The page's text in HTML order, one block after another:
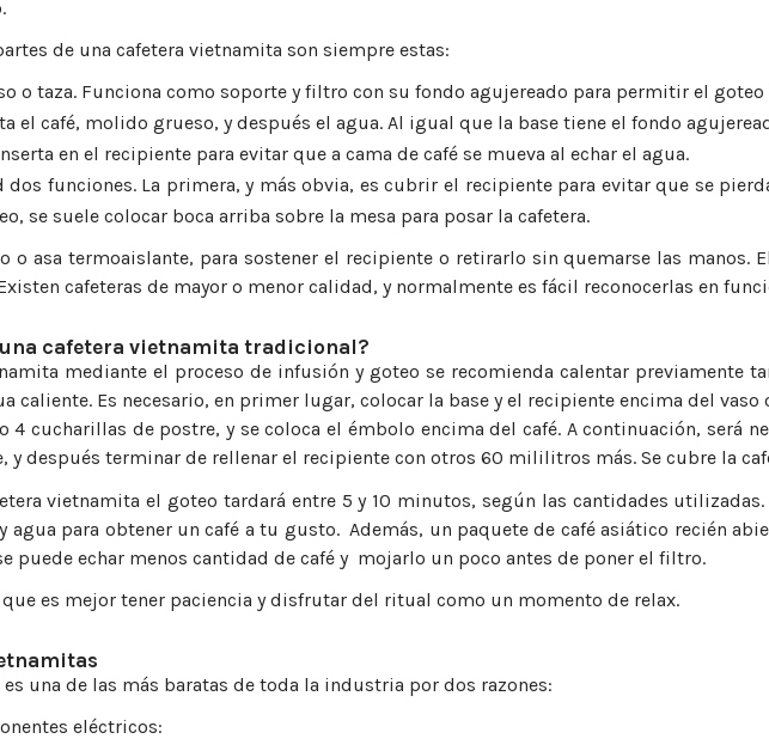
de una cafetera vietnamita son siempre estas:
o taza. Funciona como soporte y filtro con su fondo agujereado para permitir el goteo
el café, molido grueso, y después el agua. Al igual que la base tiene el fondo
en el recipiente para evitar que a cama de café se mueva al echar el agua.
dos funciones. La primera, y más obvia, es cubrir el recipiente para evitar que se
se suele colocar boca arriba sobre la mesa para posar la cafetera.
o asa termoaislante, para sostener el recipiente o retirarlo sin quemarse las
cafeteras de mayor o menor calidad, y normalmente es fácil reconocerlas en
una cafetera vietnamita tradicional?
mediante el proceso de infusión y goteo se recomienda calentar previamente
caliente. Es necesario, en primer lugar, colocar la base y el recipiente encima del
4 cucharillas de postre, y se coloca el émbolo encima del café. A continuación, será
después terminar de rellenar el recipiente con otros 60 mililitros más. Se cubre la
vietnamita el goteo tardará entre 5 y 10 minutos, según las cantidades utilizadas.
agua para obtener un café a tu gusto. Además, un paquete de café asiático recién
puede echar menos cantidad de café y mojarlo un poco antes de poner el filtro.
es mejor tener paciencia y disfrutar del ritual como un momento de relax.
una de las más baratas de toda la industria por dos razones:
eléctricos: